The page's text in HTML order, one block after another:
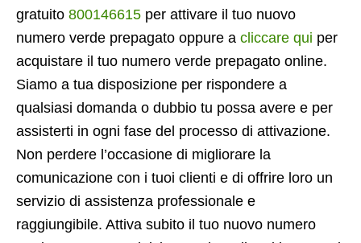
gratuito 800146615 per attivare il tuo nuovo
numero verde prepagato oppure a cliccare qui per
acquistare il tuo numero verde prepagato online.
Siamo a tua disposizione per rispondere a
qualsiasi domanda o dubbio tu possa avere e per
assisterti in ogni fase del processo di attivazione.
Non perdere l’occasione di migliorare la
comunicazione con i tuoi clienti e di offrire loro un
servizio di assistenza professionale e
raggiungibile. Attiva subito il tuo nuovo numero